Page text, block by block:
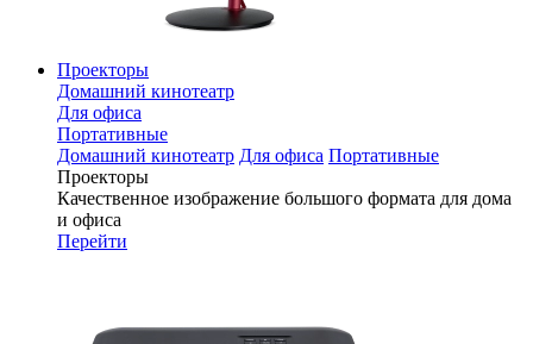
Проекторы
Домашний кинотеатр
Для офиса
Портативные
Домашний кинотеатр Для офиса Портативные
Проекторы
Качественное изображение большого формата для дома
и офиса
Перейти